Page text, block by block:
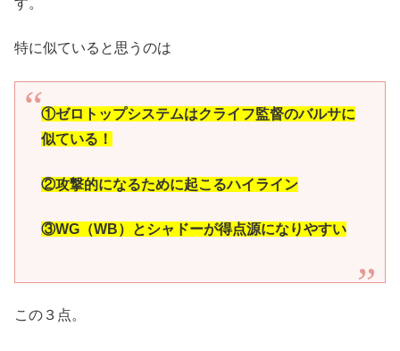
す。
特に似ていると思うのは
①ゼロトップシステムはクライフ監督のバルサに
似ている！
②攻撃的になるために起こるハイライン
③WG（WB）とシャドーが得点源になりやすい
この３点。